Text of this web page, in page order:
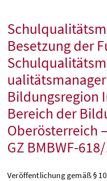
Besetzung der
Bildungsregion
Bereich der
Oberösterreich
GZ BMBWF-
Veröffentlichung gemäß § 10